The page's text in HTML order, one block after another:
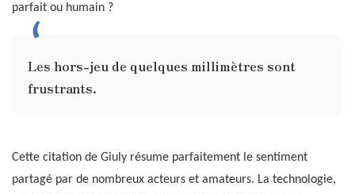
parfait ou humain ?
Les hors-jeu de quelques millimètres sont
frustrants.
Cette citation de Giuly résume parfaitement le sentiment
partagé par de nombreux acteurs et amateurs. La technologie,